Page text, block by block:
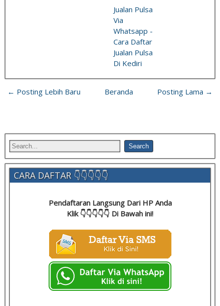
Jualan Pulsa
Via
Whatsapp -
Cara Daftar
Jualan Pulsa
Di Kediri
← Posting Lebih Baru Posting Lama →
Beranda
CARA DAFTAR 👇👇👇👇👇
Pendaftaran Langsung Dari HP Anda
Klik 👇👇👇👇👇 Di Bawah ini!